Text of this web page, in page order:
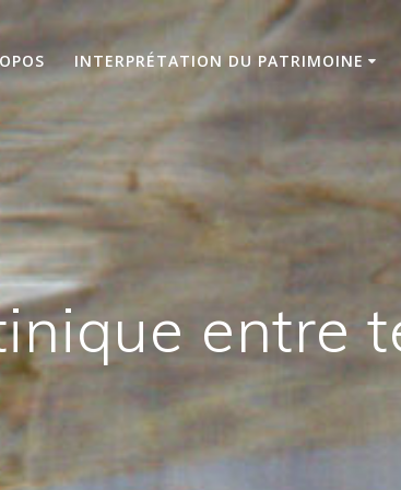
INTERPRÉTATION DU PATRIMOINE
entre